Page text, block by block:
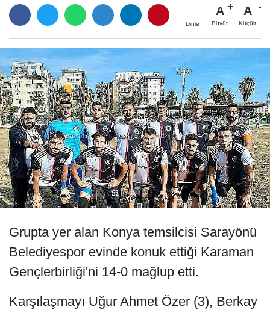
Dinle
A
Büyüt
A
Küçült
Grupta yer alan Konya temsilcisi Sarayönü
Belediyespor evinde konuk ettiği Karaman
Gençlerbirliği'ni 14-0 mağlup etti.
Karşılaşmayı Uğur Ahmet Özer (3), Berkay